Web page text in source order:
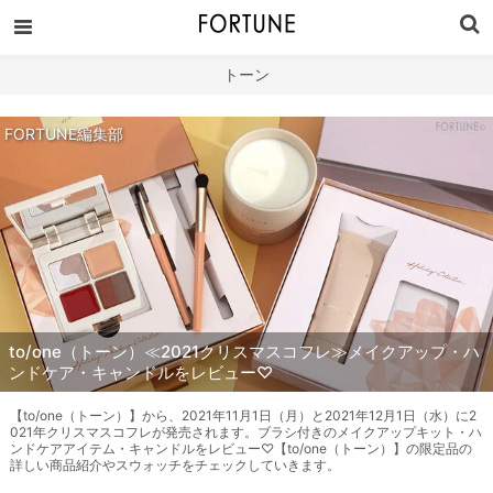
トーン
FORTUNE編集部
to/one（トーン）≪2021クリスマスコフレ≫メイクアップ・ハ
ンドケア・キャンドルをレビュー♡
【to/one（トーン）】から、2021年11月1日（月）と2021年12月1日（水）に2
021年クリスマスコフレが発売されます。ブラシ付きのメイクアップキット・ハ
ンドケアアイテム・キャンドルをレビュー♡【to/one（トーン）】の限定品の
詳しい商品紹介やスウォッチをチェックしていきます。